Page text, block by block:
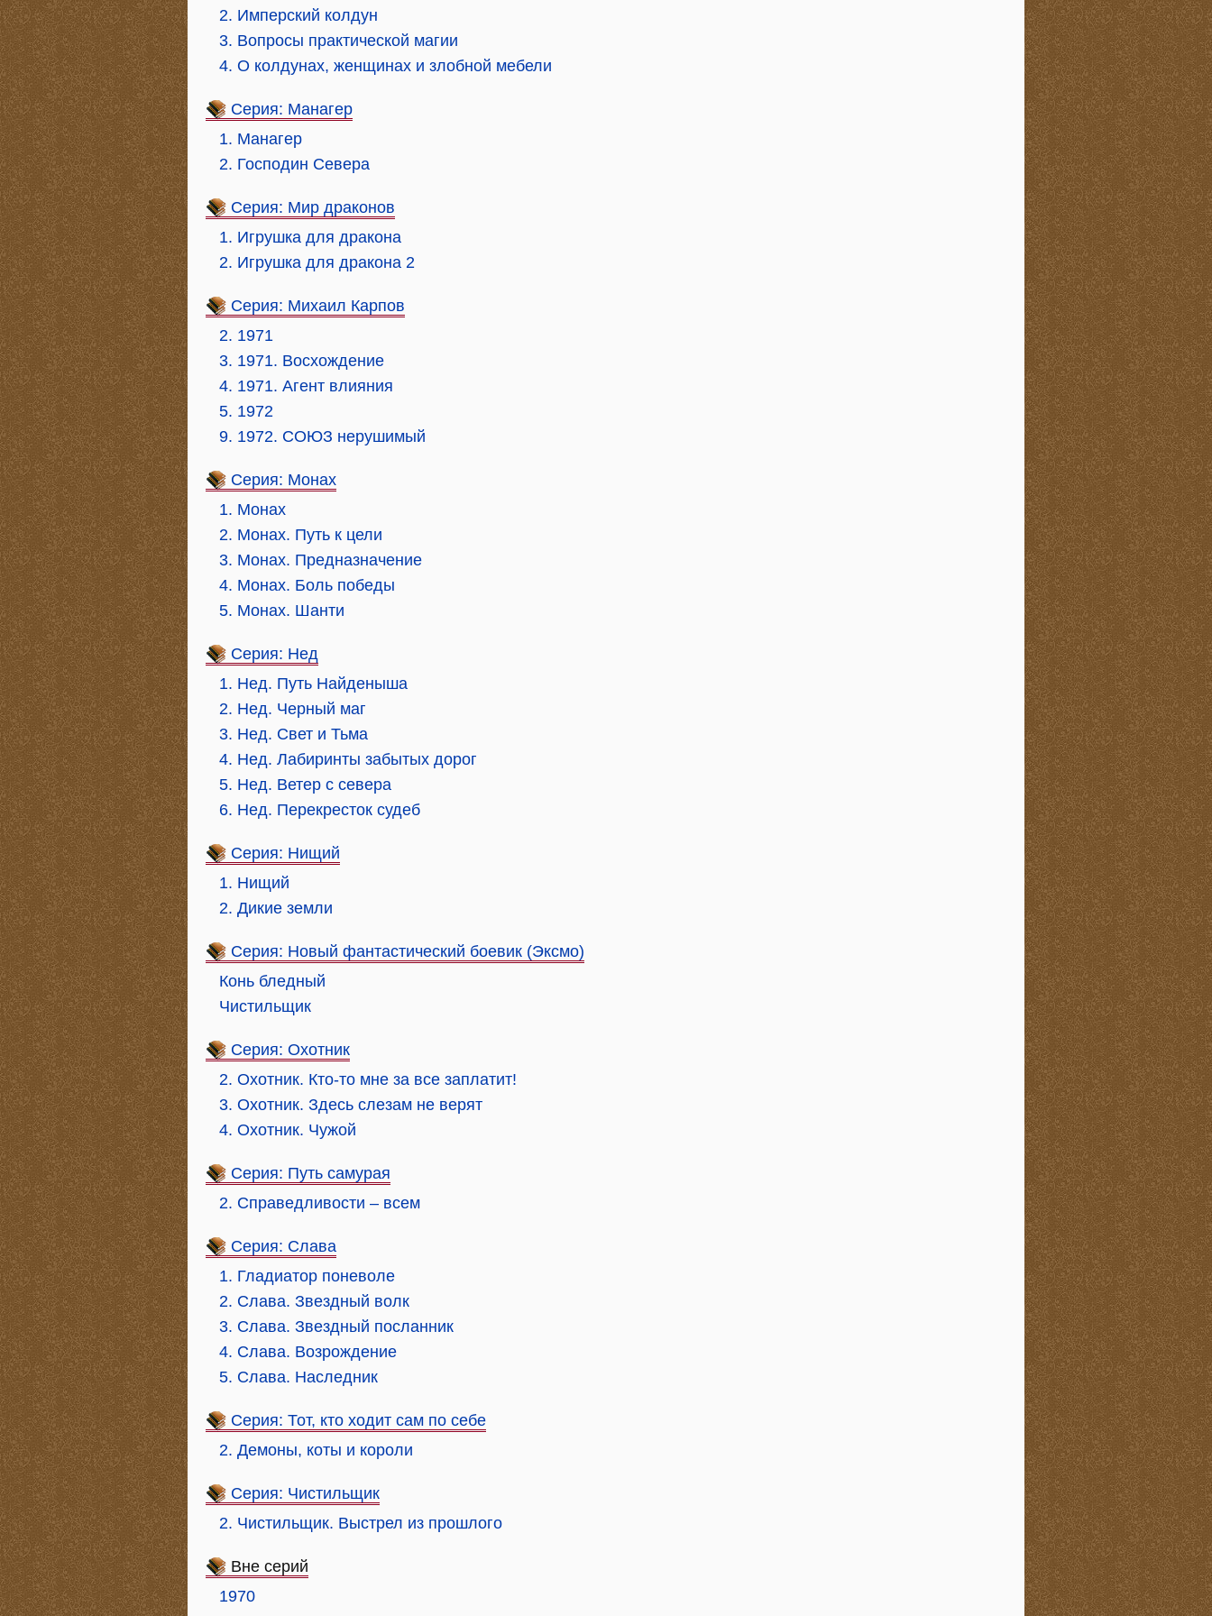
2. Имперский колдун
3. Вопросы практической магии
4. О колдунах, женщинах и злобной мебели
Серия: Манагер
1. Манагер
2. Господин Севера
Серия: Мир драконов
1. Игрушка для дракона
2. Игрушка для дракона 2
Серия: Михаил Карпов
2. 1971
3. 1971. Восхождение
4. 1971. Агент влияния
5. 1972
9. 1972. СОЮЗ нерушимый
Серия: Монах
1. Монах
2. Монах. Путь к цели
3. Монах. Предназначение
4. Монах. Боль победы
5. Монах. Шанти
Серия: Нед
1. Нед. Путь Найденыша
2. Нед. Черный маг
3. Нед. Свет и Тьма
4. Нед. Лабиринты забытых дорог
5. Нед. Ветер с севера
6. Нед. Перекресток судеб
Серия: Нищий
1. Нищий
2. Дикие земли
Серия: Новый фантастический боевик (Эксмо)
Конь бледный
Чистильщик
Серия: Охотник
2. Охотник. Кто-то мне за все заплатит!
3. Охотник. Здесь слезам не верят
4. Охотник. Чужой
Серия: Путь самурая
2. Справедливости – всем
Серия: Слава
1. Гладиатор поневоле
2. Слава. Звездный волк
3. Слава. Звездный посланник
4. Слава. Возрождение
5. Слава. Наследник
Серия: Тот, кто ходит сам по себе
2. Демоны, коты и короли
Серия: Чистильщик
2. Чистильщик. Выстрел из прошлого
Вне серий
1970